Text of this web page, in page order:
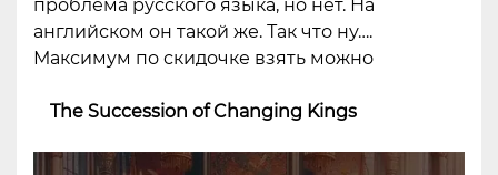
проблема русского языка, но нет. На
английском он такой же. Так что ну….
Максимум по скидочке взять можно
The Succession of Changing Kings